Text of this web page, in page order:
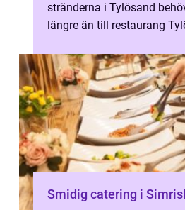
stränderna i Tylösand
längre än till restaurang
Smidig catering i